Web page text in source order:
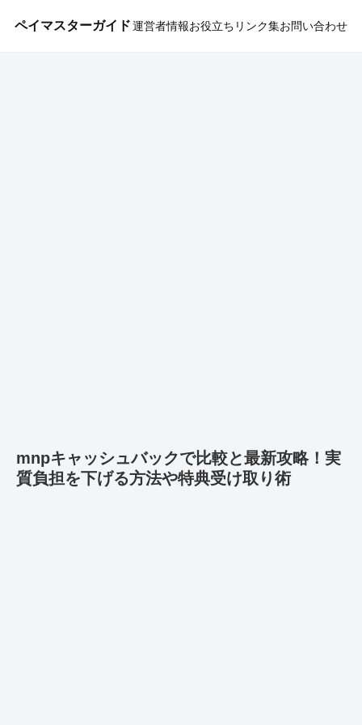
ペイマスターガイド運営者情報お役立ちリンク集お問い合わせ
mnpキャッシュバックで比較と最新攻略！実
質負担を下げる方法や特典受け取り術